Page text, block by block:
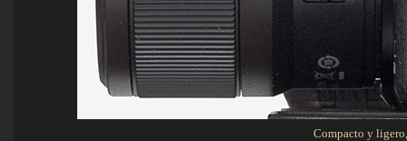
Compacto y ligero,